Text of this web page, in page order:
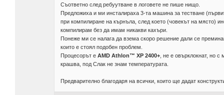
Съответно след ребуутване в логовете не пише нищо.
Предложиха и ми инсталираха 3-та машина за тестване
при компилиране на кърнъла, след което (човекът на място)
компилирам без да имам никакви кахъри.
Понеже ми се налага да взема скоро решение дали се
които е стоял подобен проблем.
Процесорът е AMD Athlon™ XP 2400+, не е овърклокнат, но с
крашва, под Слак не знам температурата.
Предварително благодаря на всички, които ще дадат